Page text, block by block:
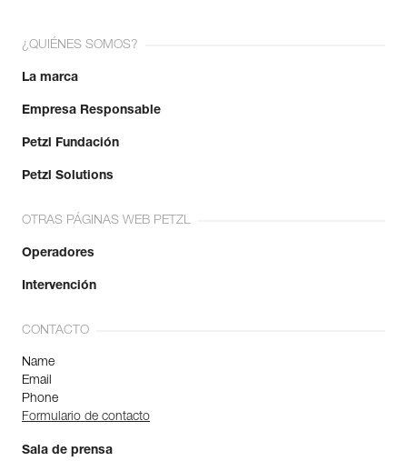
¿QUIÉNES SOMOS?
La marca
Empresa Responsable
Petzl Fundación
Petzl Solutions
OTRAS PÁGINAS WEB PETZL
Operadores
Intervención
CONTACTO
Name
Email
Phone
Formulario de contacto
Sala de prensa